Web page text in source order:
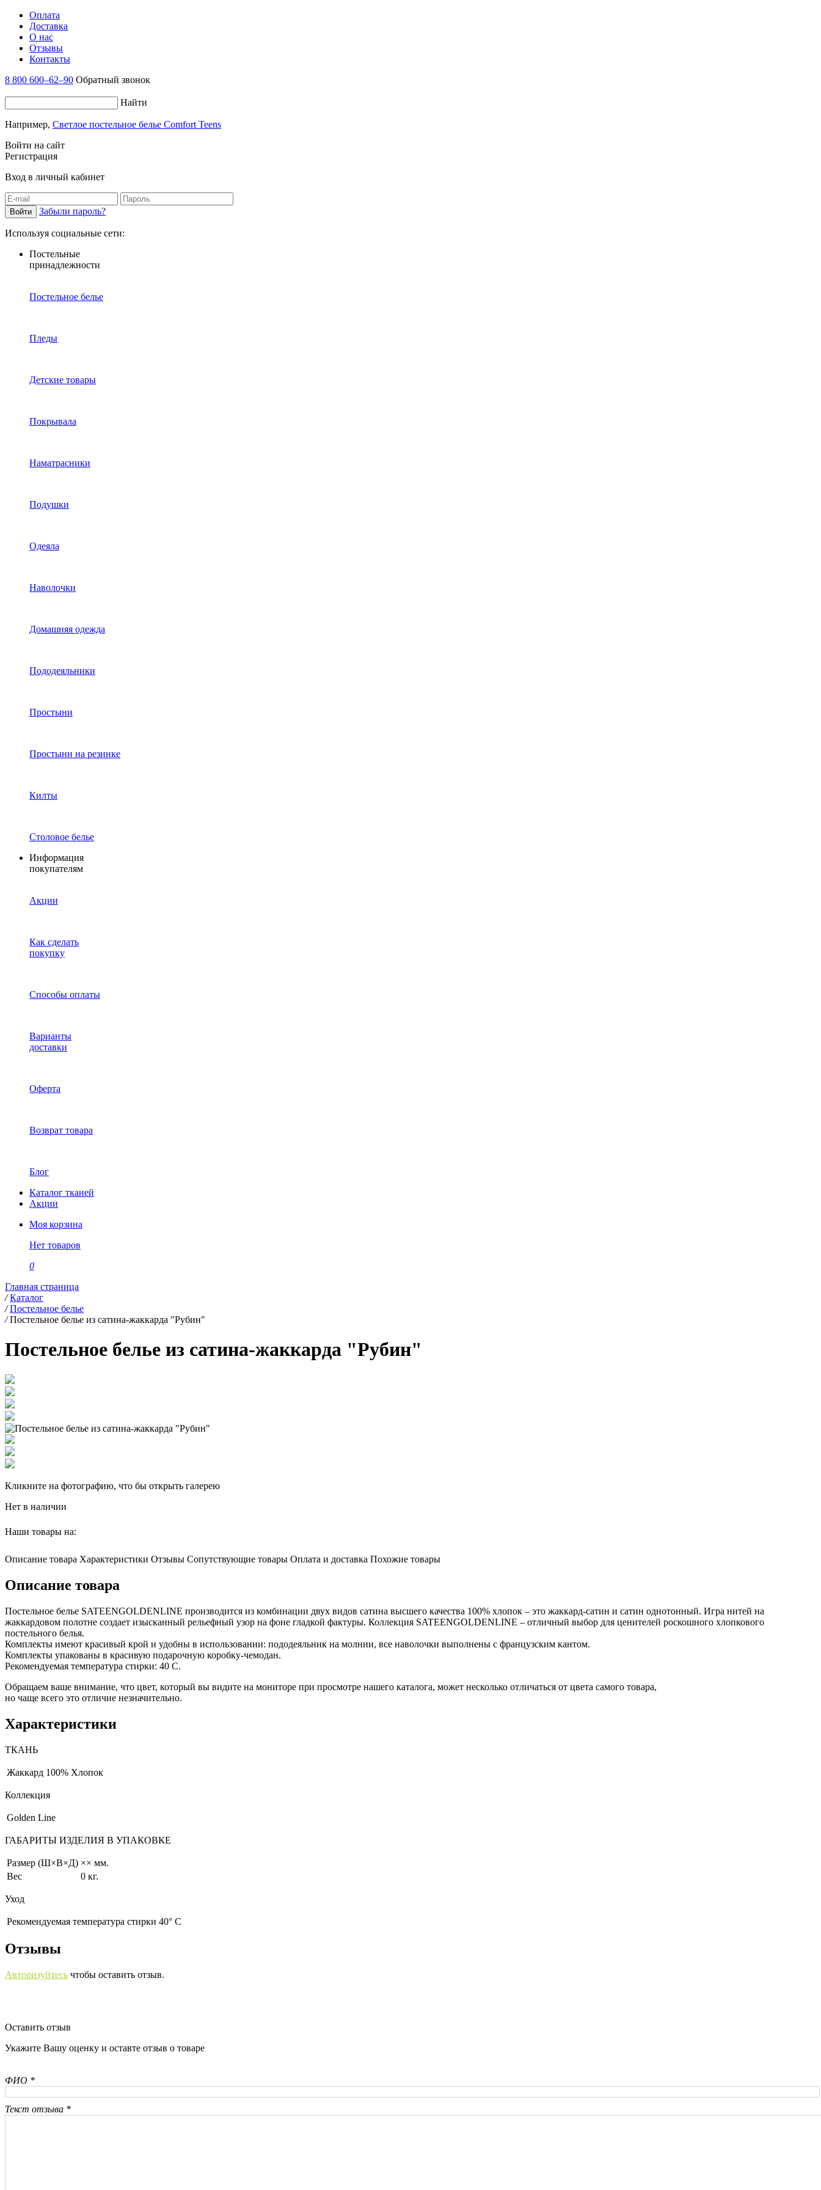
Оплата
Доставка
О нас
Отзывы
Контакты
8 800 600–62–90 Обратный звонок
Найти
Например, Светлое постельное белье Comfort Teens
Войти на сайт
Регистрация
Вход в личный кабинет
Забыли пароль?
Используя социальные сети:
Постельные
принадлежности
Постельное белье
Пледы
Детские товары
Покрывала
Наматрасники
Подушки
Одеяла
Наволочки
Домашняя одежда
Пододеяльники
Простыни
Простыни на резинке
Килты
Столовое белье
Информация
покупателям
Акции
Как сделать
покупку
Способы оплаты
Варианты
доставки
Оферта
Возврат товара
Блог
Каталог тканей
Акции
Моя корзина
Нет товаров
0
Главная страница
/ Каталог
/ Постельное белье
/ Постельное белье из сатина-жаккарда "Рубин"
Постельное белье из сатина-жаккарда "Рубин"
Кликните на фотографию, что бы открыть галерею
Нет в наличии
Наши товары на:
Описание товара Характеристики Отзывы Сопутствующие товары Оплата и доставка Похожие товары
Описание товара
Постельное белье SATEENGOLDENLINE производится из комбинации двух видов сатина высшего качества 100% хлопок – это жаккард-сатин и сатин однотонный. Игра нитей на
жаккардовом полотне создает изысканный рельефный узор на фоне гладкой фактуры. Коллекция SATEENGOLDENLINE – отличный выбор для ценителей роскошного хлопкового
постельного белья.
Комплекты имеют красивый крой и удобны в использовании: пододеяльник на молнии, все наволочки выполнены с французским кантом.
Комплекты упакованы в красивую подарочную коробку-чемодан.
Рекомендуемая температура стирки: 40 С.
Обращаем ваше внимание, что цвет, который вы видите на мониторе при просмотре нашего каталога, может несколько отличаться от цвета самого товара,
но чаще всего это отличие незначительно.
Характеристики
ТКАНЬ
Жаккард 100% Хлопок
Коллекция
Golden Line
ГАБАРИТЫ ИЗДЕЛИЯ В УПАКОВКЕ
Размер (Ш×В×Д) ×× мм.
Вес
0 кг.
Уход
Рекомендуемая температура стирки 40° С
Отзывы
Авторизуйтесь чтобы оставить отзыв.
Оставить отзыв
Укажите Вашу оценку и оставте отзыв о товаре
ФИО *
Текст отзыва *